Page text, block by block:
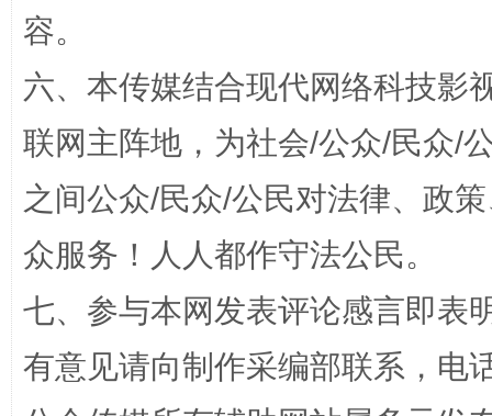
“蜀中异人”王建安的艺术幻境
容。
六、本传媒结合现代网络科技影
联网主阵地，为社会/公众/民众/
之间公众/民众/公民对法律、政
众服务！人人都作守法公民。
七、参与本网发表评论感言即表
有意见请向制作采编部联系，电